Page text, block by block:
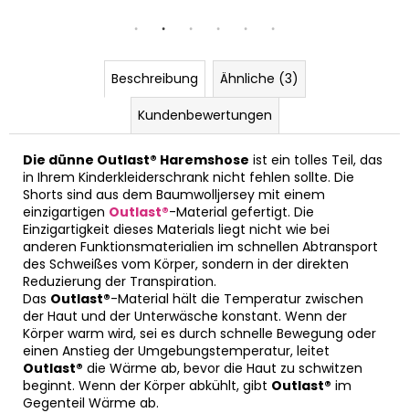
Beschreibung
Ähnliche (3)
Kundenbewertungen
Die dünne Outlast® Haremshose ist ein tolles Teil, das
in Ihrem Kinderkleiderschrank nicht fehlen sollte. Die
Shorts sind aus dem Baumwolljersey mit einem
einzigartigen Outlast®-Material gefertigt. Die
Einzigartigkeit dieses Materials liegt nicht wie bei
anderen Funktionsmaterialien im schnellen Abtransport
des Schweißes vom Körper, sondern in der direkten
Reduzierung der Transpiration.
Das Outlast®-Material hält die Temperatur zwischen
der Haut und der Unterwäsche konstant. Wenn der
Körper warm wird, sei es durch schnelle Bewegung oder
einen Anstieg der Umgebungstemperatur, leitet
Outlast® die Wärme ab, bevor die Haut zu schwitzen
beginnt. Wenn der Körper abkühlt, gibt Outlast® im
Gegenteil Wärme ab.